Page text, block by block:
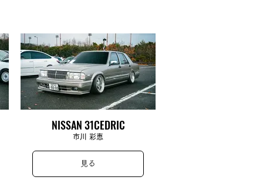
NISSAN 31CEDRIC
市川 彩恵
見る